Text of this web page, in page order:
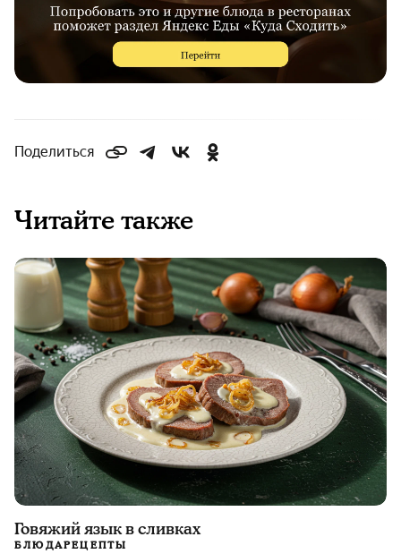
Поделиться
Читайте также
Говяжий язык в сливках
БЛЮДАРЕЦЕПТЫ